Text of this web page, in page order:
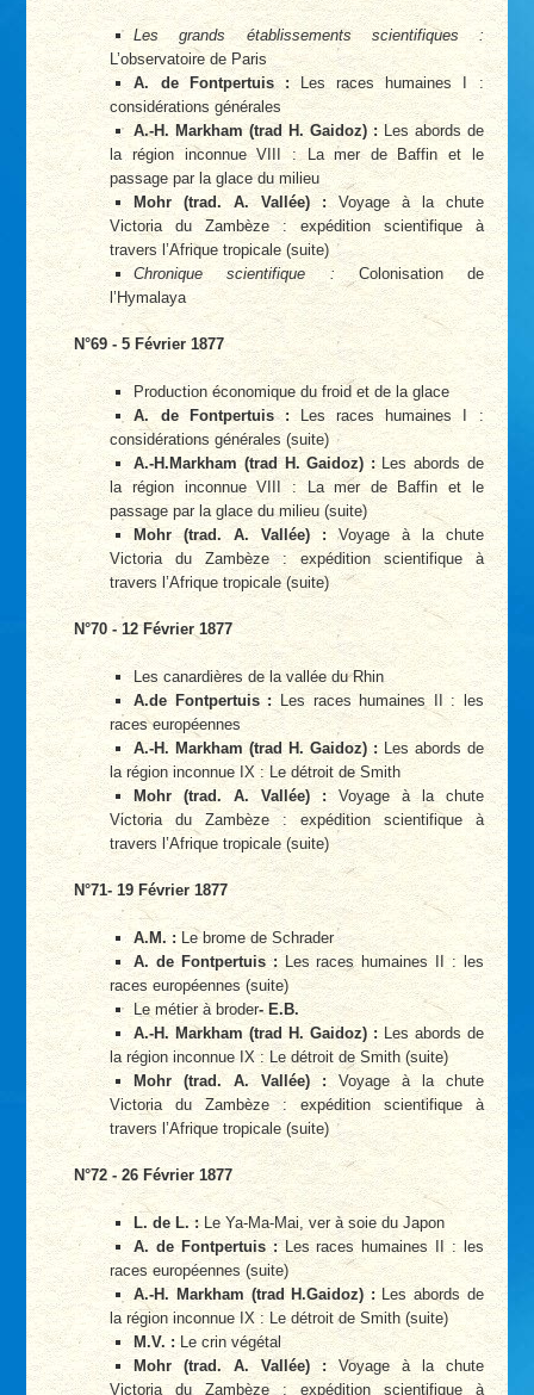
Les grands établissements scientifiques :
L’observatoire de Paris
A. de Fontpertuis :Les races humaines I :
considérations générales
A.-H. Markham (trad H. Gaidoz) :Les abords de
la région inconnue VIII : La mer de Baffin et le
passage par la glace du milieu
Mohr (trad. A. Vallée) : Voyage à la chute
Victoria du Zambèze : expédition scientifique à
travers l’Afrique tropicale (suite)
Chronique scientifique : Colonisation de
l’Hymalaya
N°69 - 5 Février 1877
Production économique du froid et de la glace
A. de Fontpertuis :Les races humaines I :
considérations générales (suite)
A.-H.Markham (trad H. Gaidoz) :Les abords de
la région inconnue VIII : La mer de Baffin et le
passage par la glace du milieu (suite)
Mohr (trad. A. Vallée) :Voyage à la chute
Victoria du Zambèze : expédition scientifique à
travers l’Afrique tropicale (suite)
N°70 - 12 Février 1877
Les canardières de la vallée du Rhin
A.de Fontpertuis : Les races humaines II : les
races européennes
A.-H. Markham (trad H. Gaidoz) :Les abords de
la région inconnue IX : Le détroit de Smith
Mohr (trad. A. Vallée) :Voyage à la chute
Victoria du Zambèze : expédition scientifique à
travers l’Afrique tropicale (suite)
N°71- 19 Février 1877
A.M. : Le brome de Schrader
A. de Fontpertuis :Les races humaines II : les
races européennes (suite)
Le métier à broder- E.B.
A.-H. Markham (trad H. Gaidoz) :Les abords de
la région inconnue IX : Le détroit de Smith (suite)
Mohr (trad. A. Vallée) : Voyage à la chute
Victoria du Zambèze : expédition scientifique à
travers l’Afrique tropicale (suite)
N°72 - 26 Février 1877
L. de L. :Le Ya-Ma-Mai, ver à soie du Japon
A. de Fontpertuis :Les races humaines II : les
races européennes (suite)
A.-H. Markham (trad H.Gaidoz) :Les abords de
la région inconnue IX : Le détroit de Smith (suite)
M.V. : Le crin végétal
Mohr (trad. A. Vallée) : Voyage à la chute
Victoria du Zambèze : expédition scientifique à